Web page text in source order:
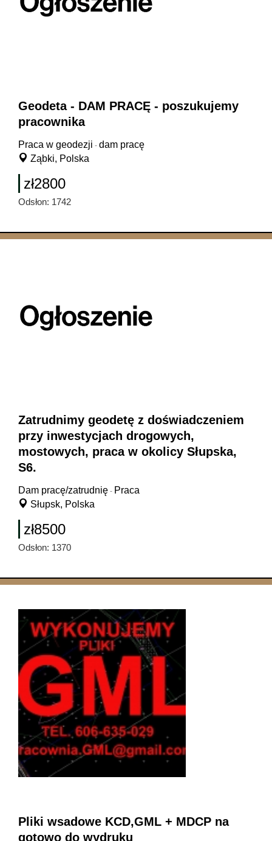
Geodeta - DAM PRACĘ - poszukujemy
pracownika
Praca w geodezji - dam pracę
Ząbki, Polska
zł2800
Odsłon: 1742
Zatrudnimy geodetę z doświadczeniem
przy inwestycjach drogowych,
mostowych, praca w okolicy Słupska,
S6.
Dam pracę/zatrudnię - Praca
Słupsk, Polska
zł8500
Odsłon: 1370
Pliki wsadowe KCD,GML + MDCP na
gotowo do wydruku